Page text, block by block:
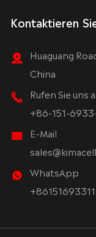
Kontaktieren
Huaguang
China
Rufen Sie uns
+86-151-
E-Mail
WhatsApp